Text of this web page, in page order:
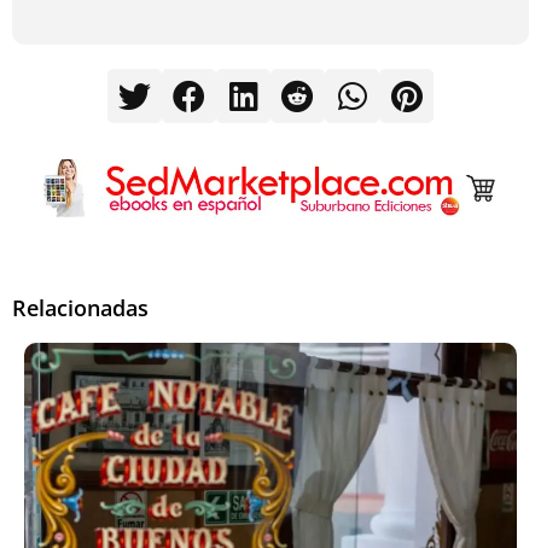
Relacionadas